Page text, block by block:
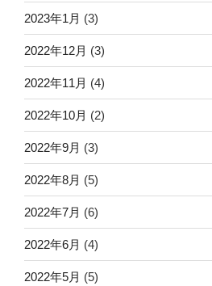
2023年1月 (3)
2022年12月 (3)
2022年11月 (4)
2022年10月 (2)
2022年9月 (3)
2022年8月 (5)
2022年7月 (6)
2022年6月 (4)
2022年5月 (5)